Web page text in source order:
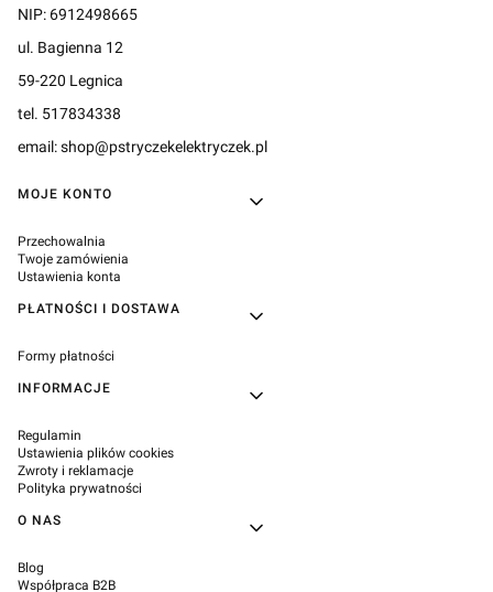
NIP: 6912498665
ul. Bagienna 12
59-220 Legnica
tel. 517834338
email: shop@pstryczekelektryczek.pl
Linki w stopce
MOJE KONTO
Przechowalnia
Twoje zamówienia
Ustawienia konta
PŁATNOŚCI I DOSTAWA
Formy płatności
INFORMACJE
Regulamin
Ustawienia plików cookies
Zwroty i reklamacje
Polityka prywatności
O NAS
Blog
Współpraca B2B